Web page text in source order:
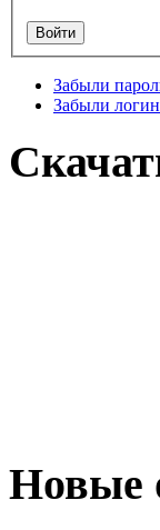
Забыли
Забыли
Новые